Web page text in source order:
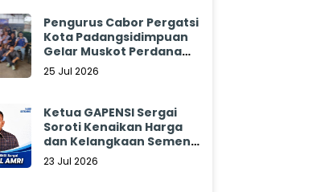
Pengurus Cabor Pergatsi
Kota Padangsidimpuan
Gelar Muskot Perdana
2026 - 2030
25 Jul 2026
Ketua GAPENSI Sergai
Soroti Kenaikan Harga
dan Kelangkaan Semen,
Minta Pemerintah
23 Jul 2026